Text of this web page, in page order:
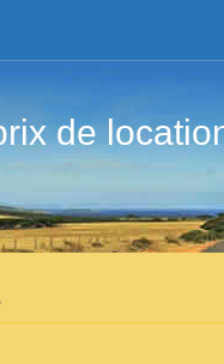
de